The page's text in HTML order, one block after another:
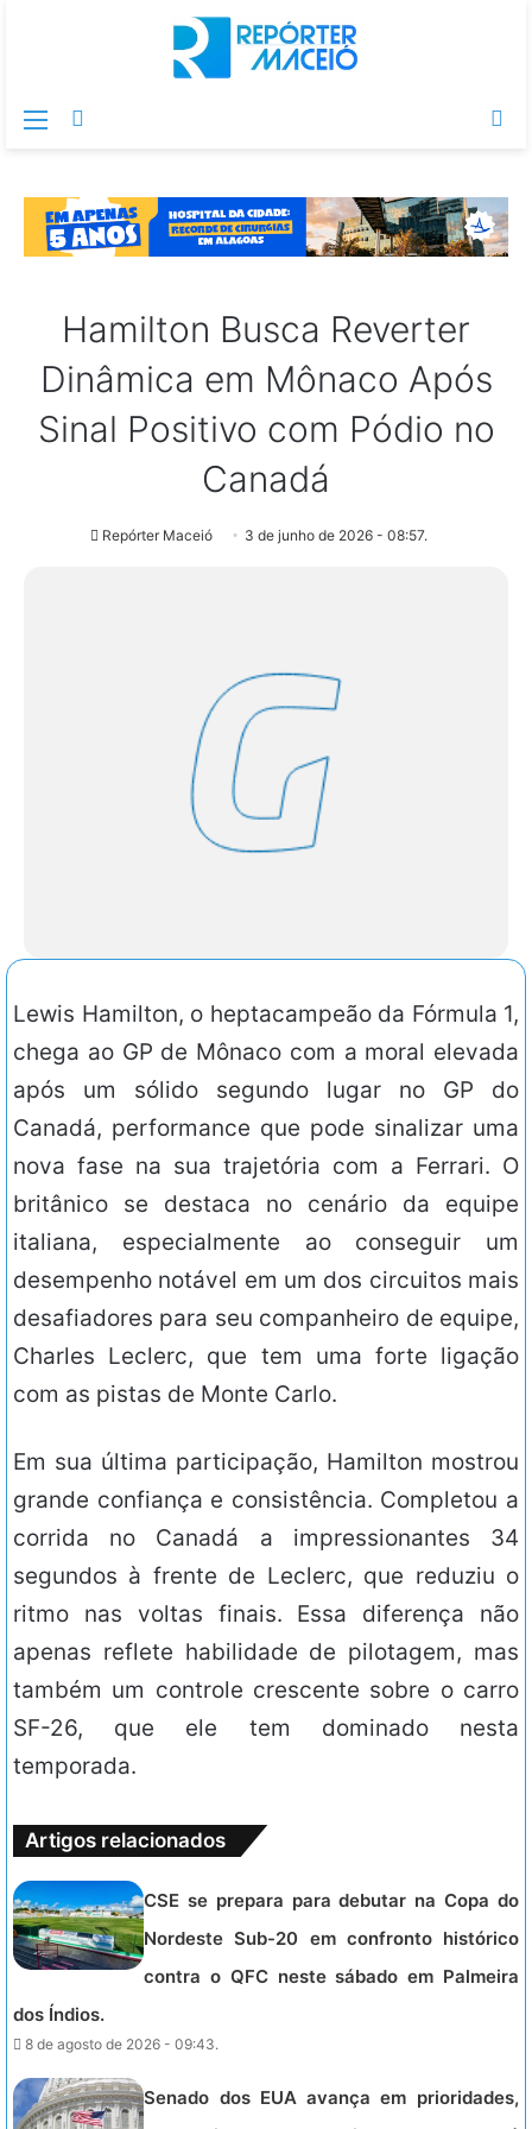
Menu
Hamilton Busca Reverter
Dinâmica em Mônaco Após
Sinal Positivo com Pódio no
Canadá
Repórter Maceió 3 de junho de 2026 - 08:57.
Lewis Hamilton, o heptacampeão da Fórmula 1,
chega ao GP de Mônaco com a moral elevada
após um sólido segundo lugar no GP do
Canadá, performance que pode sinalizar uma
nova fase na sua trajetória com a Ferrari. O
britânico se destaca no cenário da equipe
italiana, especialmente ao conseguir um
desempenho notável em um dos circuitos mais
desafiadores para seu companheiro de equipe,
Charles Leclerc, que tem uma forte ligação
com as pistas de Monte Carlo.
Em sua última participação, Hamilton mostrou
grande confiança e consistência. Completou a
corrida no Canadá a impressionantes 34
segundos à frente de Leclerc, que reduziu o
ritmo nas voltas finais. Essa diferença não
apenas reflete habilidade de pilotagem, mas
também um controle crescente sobre o carro
SF-26, que ele tem dominado nesta
temporada.
Artigos relacionados
CSE se prepara para debutar na Copa do
Nordeste Sub-20 em confronto histórico
contra o QFC neste sábado em Palmeira
dos Índios.
8 de agosto de 2026 - 09:43.
Senado dos EUA avança em prioridades,